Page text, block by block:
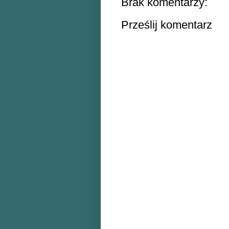
Prześlij komentarz